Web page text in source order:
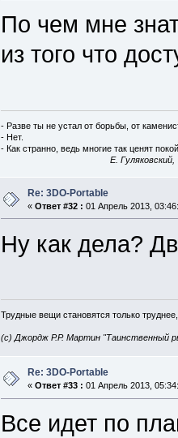
По чем мне
из того что
- Разве ты не устал от борьбы, от
- Нет.
- Как странно, ведь многие так ценят
E.
Re: 3DO-Portable
« Ответ #32 : 01 Апрель 2013,
Ну как дела?
Трудные вещи становятся только
(с) Джордж Р.Р. Мартин "Таинственный
Re: 3DO-Portable
« Ответ #33 : 01 Апрель 2013,
Все идет по